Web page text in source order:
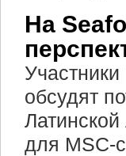
На
обсудят
для MSC-